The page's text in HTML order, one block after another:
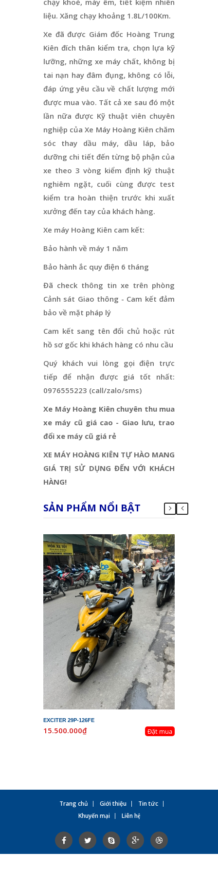
liệu. Xăng chạy khoảng 1.8L/100Km.
Xe đã được Giám đốc Hoàng Trung
Kiên đích thân kiểm tra, chọn lựa kỹ
lưỡng, những xe máy chất, không bị
tai nạn hay đâm đụng, không có lỗi,
đáp ứng yêu cầu về chất lượng mới
được mua vào. Tất cả xe sau đó một
lần nữa được Kỹ thuật viên chuyên
nghiệp của Xe Máy Hoàng Kiên chăm
sóc thay dầu máy, dầu láp, bảo
dưỡng chi tiết đến từng bộ phận của
xe theo 3 vòng kiểm định kỹ thuật
nghiêm ngặt, cuối cùng được test
kiểm tra hoàn thiện trước khi xuất
xưởng đến tay của khách hàng.
Xe máy Hoàng Kiên cam kết:
Bảo hành về máy 1 năm
Bảo hành ắc quy điện 6 tháng
Đã check thông tin xe trên phòng
Cảnh sát Giao thông - Cam kết đảm
bảo về mặt pháp lý
Cam kết sang tên đổi chủ hoặc rút
hồ sơ gốc khi khách hàng có nhu cầu
Quý khách vui lòng gọi điện trực
tiếp để nhận được giá tốt nhất:
0976555223 (call/zalo/sms)
Xe Máy Hoàng Kiên chuyên thu mua
xe máy cũ giá cao - Giao lưu, trao
đổi xe máy cũ giá rẻ
XE MÁY HOÀNG KIÊN TỰ HÀO MANG
GIÁ TRỊ SỬ DỤNG ĐẾN VỚI KHÁCH
HÀNG!
SẢN PHẨM NỔI BẬT
EXCITER 29P-126FE
15.500.000₫ Đặt mua
Trang chủ Giới thiệu
Tin tức
Khuyến mại
Liên hệ